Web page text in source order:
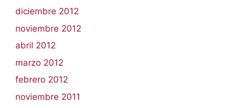
diciembre 2012
noviembre 2012
abril 2012
marzo 2012
febrero 2012
noviembre 2011